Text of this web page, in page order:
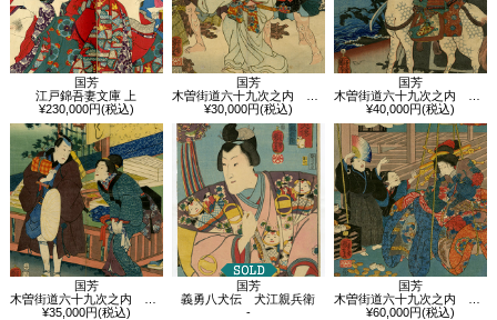
国芳
江戸錦吾妻文庫 上
¥230,000円(税込)
国芳
木曽街道六十九次之内 鴻巣 武蔵守師直
¥30,000円(税込)
国芳
木曽街道六十九次之内 熊ヶ谷 小次郎直家
¥40,000円(税込)
国芳
木曽街道六十九次之内 奈良井 おろく・善吉
¥35,000円(税込)
国芳
義勇八犬伝 犬江親兵衛
-
国芳
木曽街道六十九次之内 上尾 三浦の高雄
¥60,000円(税込)